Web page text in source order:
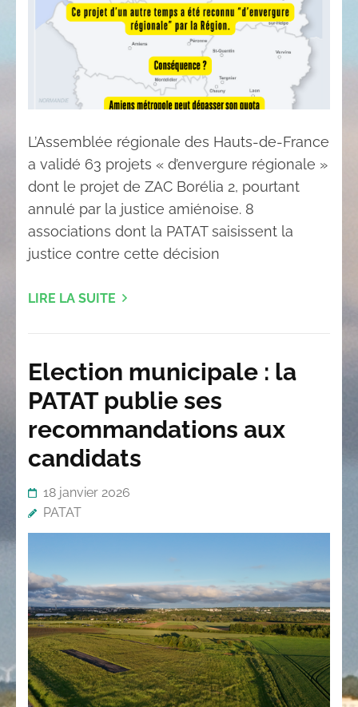
L’Assemblée régionale des Hauts-de-France
a validé 63 projets « d’envergure régionale »
dont le projet de ZAC Borélia 2, pourtant
annulé par la justice amiénoise. 8
associations dont la PATAT saisissent la
justice contre cette décision
LIRE LA SUITE
Election municipale : la
PATAT publie ses
recommandations aux
candidats
18 janvier 2026
PATAT